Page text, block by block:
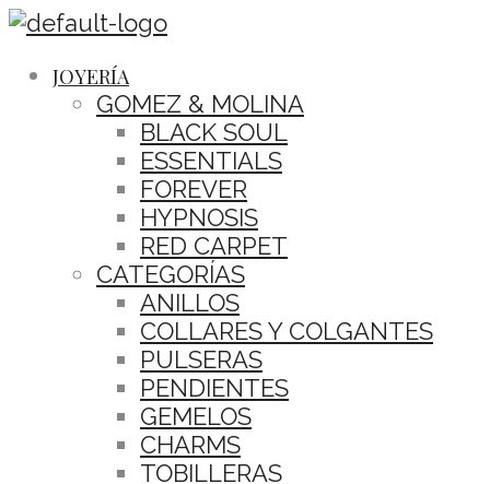
JOYERÍA
GOMEZ & MOLINA
BLACK SOUL
ESSENTIALS
FOREVER
HYPNOSIS
RED CARPET
CATEGORÍAS
ANILLOS
COLLARES Y COLGANTES
PULSERAS
PENDIENTES
GEMELOS
CHARMS
TOBILLERAS